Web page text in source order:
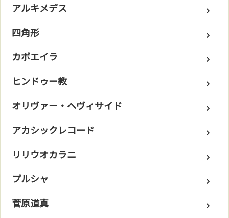
アルキメデス
四角形
カポエイラ
ヒンドゥー教
オリヴァー・ヘヴィサイド
アカシックレコード
リリウオカラニ
プルシャ
菅原道真